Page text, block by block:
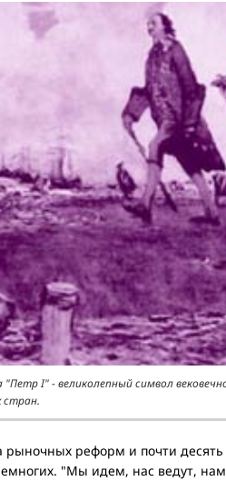
I" - великолепный символ
стран.
рыночных реформ и почти
"Мы идем, нас ведут,